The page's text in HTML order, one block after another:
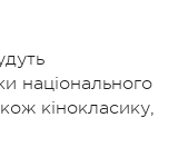
національного
кінокласику,